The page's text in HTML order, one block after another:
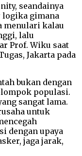
seandainya
gimana
menulari kalau
lalu
Prof. Wiku saat
Jakarta pada
bukan dengan
populasi.
sangat lama.
untuk
dengan upaya
jaga jarak,